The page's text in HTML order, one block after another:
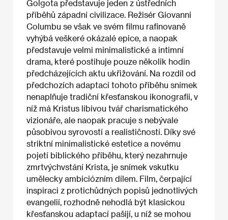
Golgota představuje jeden z ústředních
příběhů západní civilizace. Režisér Giovanni
Columbu se však ve svém filmu rafinovaně
vyhýbá veškeré okázalé epice, a naopak
představuje velmi minimalistické a intimní
drama, které postihuje pouze několik hodin
předcházejících aktu ukřižování. Na rozdíl od
předchozích adaptací tohoto příběhu snímek
nenaplňuje tradiční křesťanskou ikonografii, v
níž má Kristus líbivou tvář charismatického
vizionáře, ale naopak pracuje s nebývale
působivou syrovostí a realističností. Díky své
striktní minimalistické estetice a novému
pojetí biblického příběhu, který nezahrnuje
zmrtvýchvstání Krista, je snímek vskutku
umělecky ambiciózním dílem. Film, čerpající
inspiraci z protichůdných popisů jednotlivých
evangelií, rozhodně nehodlá být klasickou
křesťanskou adaptací pašijí, u níž se mohou